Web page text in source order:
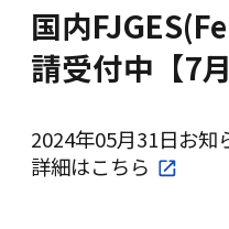
2024年05月31日お知
国内
請受付中【7
詳細はこちら